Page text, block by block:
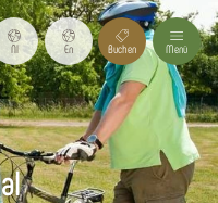
Nl En Buchen Menü